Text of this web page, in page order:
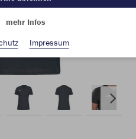
mehr Infos
Impressum